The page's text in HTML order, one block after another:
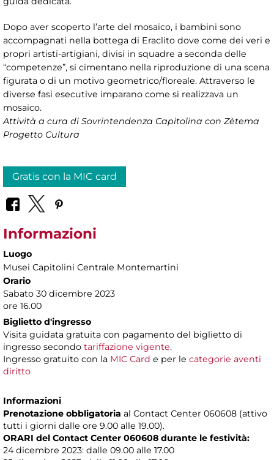
Dopo aver scoperto l’arte del mosaico, i bambini sono
accompagnati nella bottega di Eraclito dove come dei veri e
propri artisti-artigiani, divisi in squadre a seconda delle
“competenze”, si cimentano nella riproduzione di una scena
figurata o di un motivo geometrico/floreale. Attraverso le
diverse fasi esecutive imparano come si realizzava un
mosaico.
Attività a cura di Sovrintendenza Capitolina con Zètema
Progetto Cultura
Gratis con la MIC card
Informazioni
Luogo
Musei Capitolini Centrale Montemartini
Orario
Sabato 30 dicembre 2023
ore 16.00
Biglietto d'ingresso
Visita guidata gratuita con pagamento del biglietto di
ingresso secondo tariffazione vigente.
Ingresso gratuito con la MIC Card e per le categorie aventi
diritto
Informazioni
Prenotazione obbligatoria al Contact Center 060608 (attivo
tutti i giorni dalle ore 9.00 alle 19.00).
ORARI del Contact Center 060608 durante le festività:
24 dicembre 2023: dalle 09.00 alle 17.00